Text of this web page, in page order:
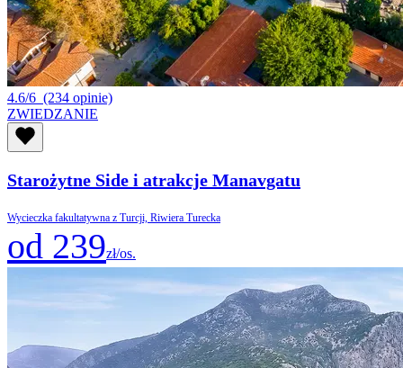
4.6/6 (234 opinie)
ZWIEDZANIE
Starożytne Side i atrakcje Manavgatu
Wycieczka fakultatywna z Turcji, Riwiera Turecka
od 239zł/os.